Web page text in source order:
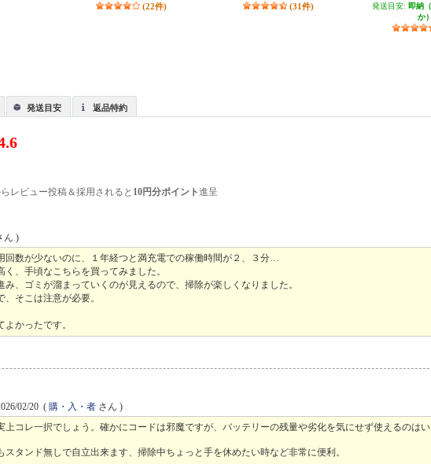
(22件) (31件)
発送目安: 即納
か）
発送目安 返品特約
レビュー投稿＆採用されると 10円分ポイント進呈
ん )
数が少ないのに、１年経つと満充電での稼働時間が２、３分…
、手頃なこちらを買ってみました。
、ゴミが溜まっていくのが見えるので、掃除が楽しくなりました。
そこは注意が必要。
かったです。
02/20 (購・入・者 さん )
コレ一択でしょう。確かにコードは邪魔ですが、バッテリーの残量や劣化を気にせず使えるのはい
タンド無しで自立出来ます、掃除中ちょっと手を休めたい時など非常に便利。